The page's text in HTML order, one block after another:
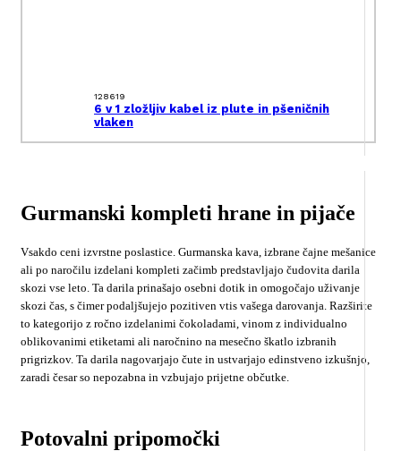
128619
6 v 1 zložljiv kabel iz plute in pšeničnih
vlaken
Gurmanski kompleti hrane in pijače
Vsakdo ceni izvrstne poslastice. Gurmanska kava, izbrane čajne mešanice
ali po naročilu izdelani kompleti začimb predstavljajo čudovita darila
skozi vse leto. Ta darila prinašajo osebni dotik in omogočajo uživanje
skozi čas, s čimer podaljšujejo pozitiven vtis vašega darovanja. Razširite
to kategorijo z ročno izdelanimi čokoladami, vinom z individualno
oblikovanimi etiketami ali naročnino na mesečno škatlo izbranih
prigrizkov. Ta darila nagovarjajo čute in ustvarjajo edinstveno izkušnjo,
zaradi česar so nepozabna in vzbujajo prijetne občutke.
Potovalni pripomočki